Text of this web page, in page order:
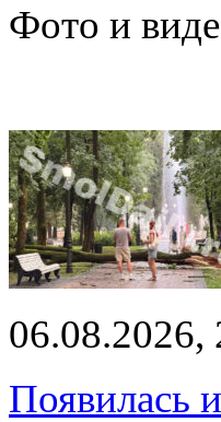
Фото и
06.08.2026,
Появилась